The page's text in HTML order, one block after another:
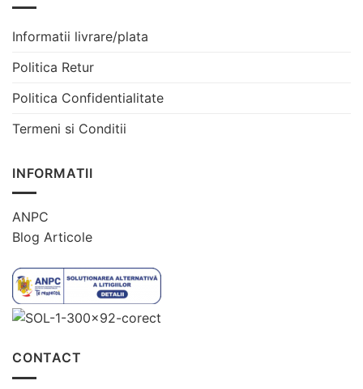
Informatii livrare/plata
Politica Retur
Politica Confidentialitate
Termeni si Conditii
INFORMATII
ANPC
Blog Articole
CONTACT